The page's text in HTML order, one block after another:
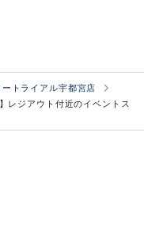
ートライアル宇都宮店
レジアウト付近のイベントス